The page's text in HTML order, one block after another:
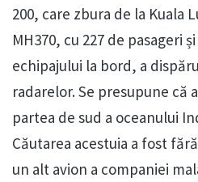
200, care zbura de la Kuala
MH370, cu 227 de pasageri
echipajului la bord, a
radarelor. Se presupune că
partea de sud a oceanului
Căutarea acestuia a fost
un alt avion a companiei